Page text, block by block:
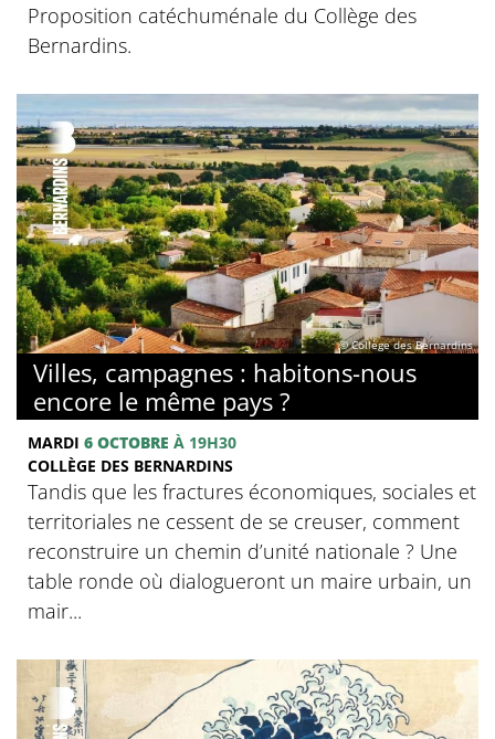
Proposition catéchuménale du Collège des
Bernardins.
© Collège des Bernardins
Villes, campagnes : habitons-nous
encore le même pays ?
MARDI 6 OCTOBRE À 19H30
COLLÈGE DES BERNARDINS
Tandis que les fractures économiques, sociales et
territoriales ne cessent de se creuser, comment
reconstruire un chemin d’unité nationale ? Une
table ronde où dialogueront un maire urbain, un
mair...